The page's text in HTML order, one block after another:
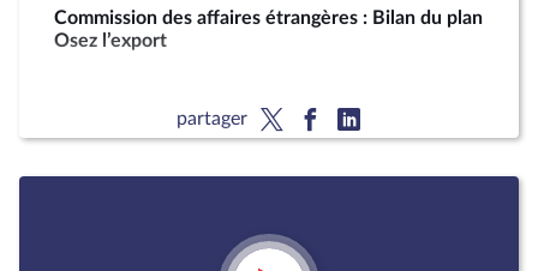
Commission des affaires étrangères : Bilan du plan
Osez l’export
partager